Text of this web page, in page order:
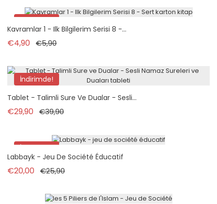
İndirimde!
Kavramlar 1 - Ilk Bilgilerim Serisi 8 -...
€4,90 Normal fiyat
€5,90Fiyat
İndirimde!
Tablet - Talimli Sure Ve Dualar - Sesli...
€29,90 Normal fiyat
€39,90Fiyat
İndirimde!
Labbayk - Jeu De Société Éducatif
€20,00 Normal fiyat
€25,90Fiyat